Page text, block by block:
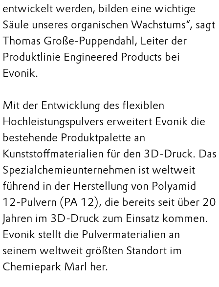
entwickelt werden, bilden eine wichtige
Säule unseres organischen Wachstums“, sagt
Thomas Große-Puppendahl, Leiter der
Produktlinie Engineered Products bei
Evonik.
Mit der Entwicklung des flexiblen
Hochleistungspulvers erweitert Evonik die
bestehende Produktpalette an
Kunststoffmaterialien für den 3D-Druck. Das
Spezialchemieunternehmen ist weltweit
führend in der Herstellung von Polyamid
12-Pulvern (PA 12), die bereits seit über 20
Jahren im 3D-Druck zum Einsatz kommen.
Evonik stellt die Pulvermaterialien an
seinem weltweit größten Standort im
Chemiepark Marl her.